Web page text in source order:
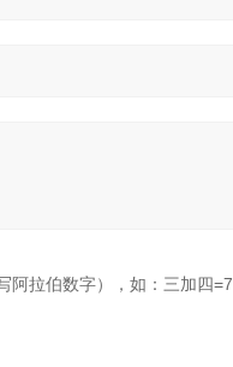
阿拉伯数字），如：三加四=7